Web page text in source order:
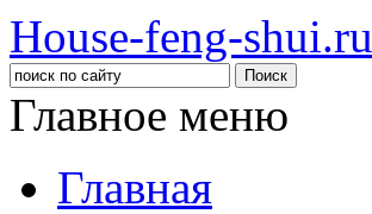
House-feng-shui.ru
Главное меню
Главная